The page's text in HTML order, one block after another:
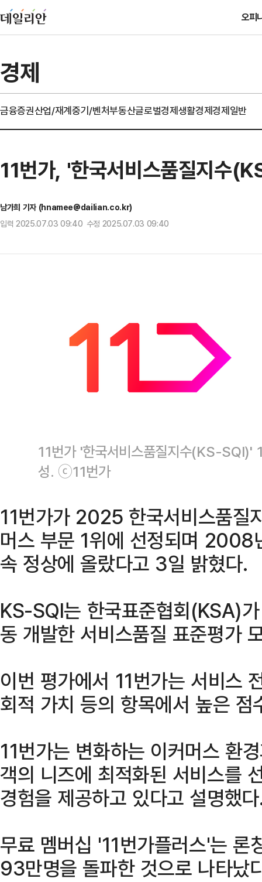
오피
경제
금융증권산업/재계중기/벤처부동산글로벌경제생활경제경제일반
11번가, '한국서비스품질지수
남가희 기자 (hnamee@dailian.co.kr)
입력 2025.07.03 09:40 수정 2025.07.03 09:40
11번가 '한국서비스품질지수(KS-SQI)'
성. ⓒ11번가
11번가가 2025 한국서비스품질
머스 부문 1위에 선정되며 2008
속 정상에 올랐다고 3일 밝혔다.
KS-SQI는 한국표준협회(KSA)
동 개발한 서비스품질 표준평가
이번 평가에서 11번가는 서비스
회적 가치 등의 항목에서 높은
11번가는 변화하는 이커머스 환
객의 니즈에 최적화된 서비스를
경험을 제공하고 있다고 설명했
무료 멤버십 '11번가플러스'는
93만명을 돌파한 것으로 나타났